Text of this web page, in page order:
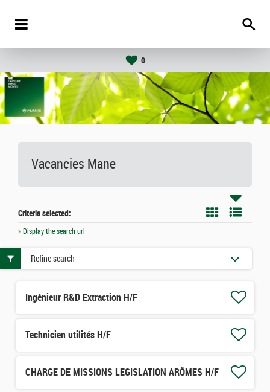
0
Vacancies Mane
Criteria selected:
» Display the search url
Ingénieur R&D Extraction H/F
Technicien utilités H/F
CHARGE DE MISSIONS LEGISLATION ARÔMES H/F
Refine search